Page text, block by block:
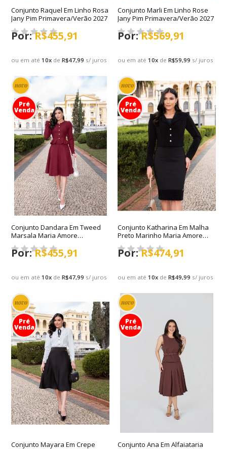
Conjunto Raquel Em Linho Rosa
Jany Pim Primavera/Verão 2027
ou em até10x deR$47,99 s/ juros
R$455,91
Conjunto Marli Em Linho Rose
Jany Pim Primavera/Verão 2027
ou em até10x deR$59,99 s/ juros
R$569,91
novo
Pré
Venda
Conjunto Dandara Em Tweed
Marsala Maria Amore
Primavera/Verão 2027
ou em até10x deR$47,99 s/ juros
R$455,91
novo
Pré
Venda
Conjunto Katharina Em Malha
Preto Marinho Maria Amore
Primavera/Verão 2027
ou em até10x deR$49,99 s/ juros
R$474,91
novo
Pré
Venda
Conjunto Mayara Em Crepe
novo
Pré
Venda
Conjunto Ana Em Alfaiataria